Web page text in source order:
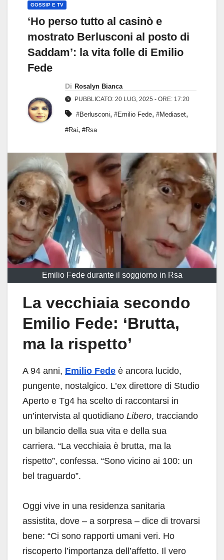
GOSSIP E TV
‘Ho perso tutto al casinò e
mostrato Berlusconi al posto di
Saddam’: la vita folle di Emilio
Fede
Di Rosalyn Bianca
PUBBLICATO: 20 LUG, 2025 - ORE: 17:20
#Berlusconi, #Emilio Fede, #Mediaset,
#Rai, #Rsa
Emilio Fede durante il soggiorno in Rsa
La vecchiaia secondo
Emilio Fede: ‘Brutta,
ma la rispetto’
A 94 anni, Emilio Fede è ancora lucido,
pungente, nostalgico. L’ex direttore di Studio
Aperto e Tg4 ha scelto di raccontarsi in
un’intervista al quotidiano Libero, tracciando
un bilancio della sua vita e della sua
carriera. “La vecchiaia è brutta, ma la
rispetto”, confessa. “Sono vicino ai 100: un
bel traguardo”.
Oggi vive in una residenza sanitaria
assistita, dove – a sorpresa – dice di trovarsi
bene: “Ci sono rapporti umani veri. Ho
riscoperto l’importanza dell’affetto. Il vero